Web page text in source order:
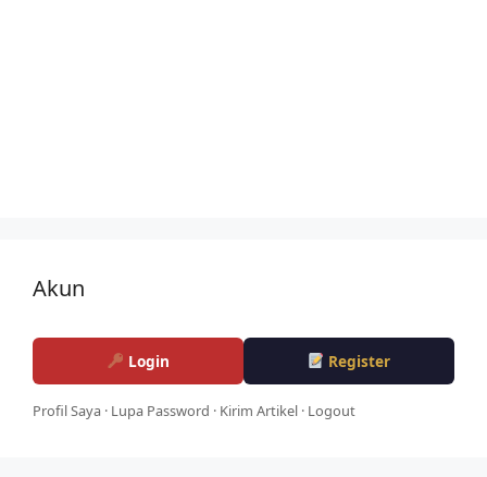
Akun
Login Register
Profil Saya · Lupa Password · Kirim Artikel · Logout